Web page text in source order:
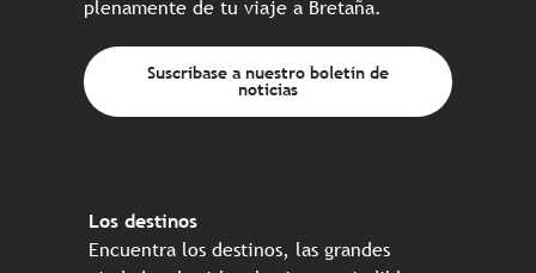
plenamente de tu viaje a Bretaña.
Suscríbase a nuestro boletín de
noticias
Los destinos
Encuentra los destinos, las grandes